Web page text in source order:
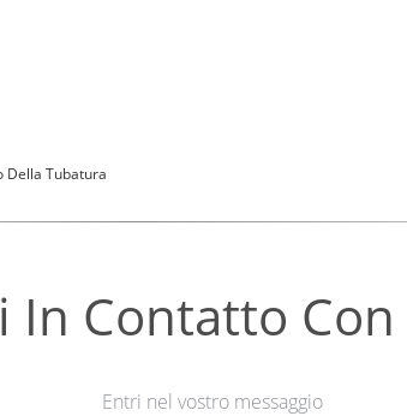
Della Tubatura
In ​​contatto
Entri nel vostro messaggio